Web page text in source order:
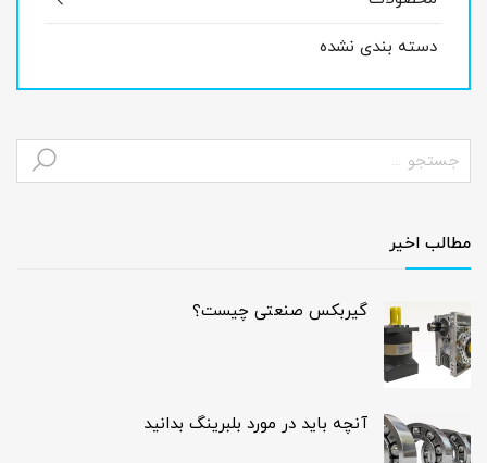
دسته بندی نشده
مطالب اخیر
گیربکس صنعتی چیست؟
آنچه باید در مورد بلبرینگ بدانید